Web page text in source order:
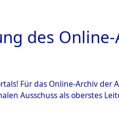
des
Für das Online-Archiv
Ausschuss als oberstes